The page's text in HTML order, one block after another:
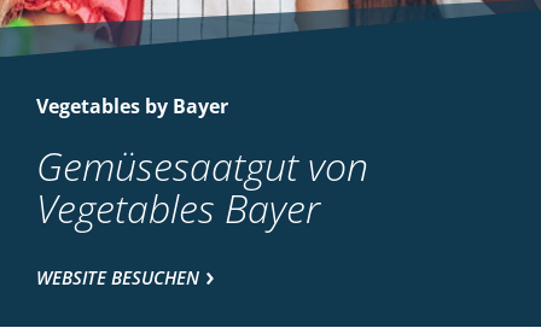
Vegetables by Bayer
Gemüsesaatgut von
Vegetables Bayer
WEBSITE BESUCHEN